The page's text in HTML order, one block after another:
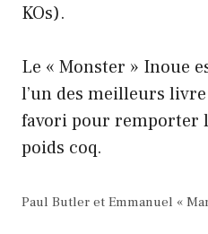
KOs).
Le « Monster » Inoue
l’un des meilleurs
favori pour remporter
poids coq.
Paul Butler et Emmanuel «